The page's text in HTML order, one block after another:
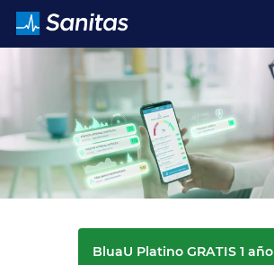
BluaU Platino GRATIS 1 año